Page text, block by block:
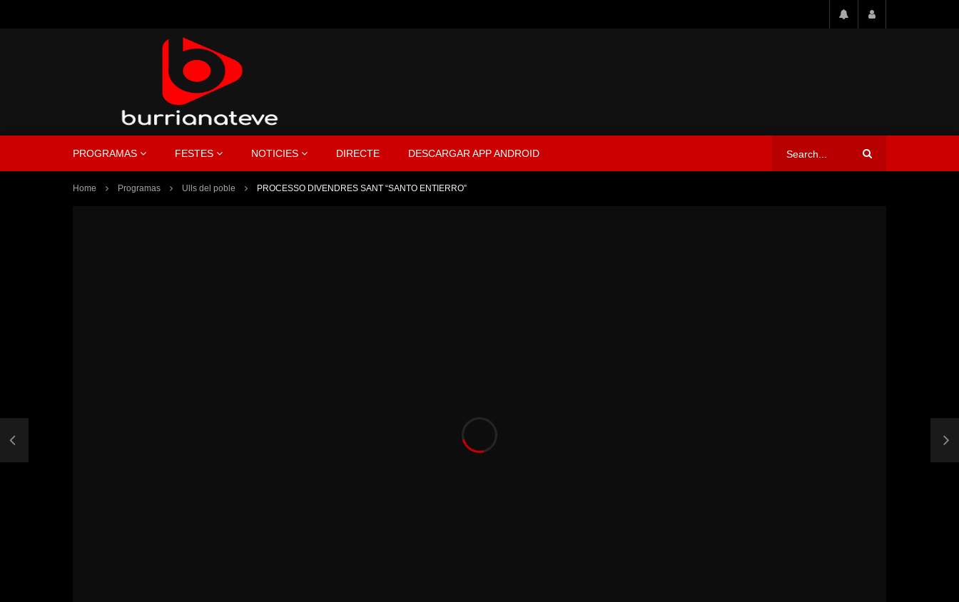
PROGRAMAS FESTES NOTICIES DIRECTE DESCARGAR APP ANDROID
Home Programas Ulls del poble PROCESSO DIVENDRES SANT “SANTO ENTIERRO”